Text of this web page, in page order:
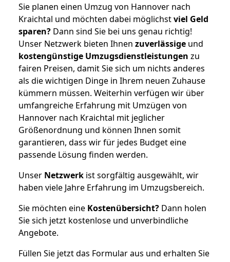
Sie planen einen Umzug von Hannover nach
Kraichtal und möchten dabei möglichstviel Geld
sparen? Dann sind Sie bei uns genau richtig!
Unser Netzwerk bieten Ihnen zuverlässige und
kostengünstige Umzugsdienstleistungen zu
fairen Preisen, damit Sie sich um nichts anderes
als die wichtigen Dinge in Ihrem neuen Zuhause
kümmern müssen. Weiterhin verfügen wir über
umfangreiche Erfahrung mit Umzügen von
Hannover nach Kraichtal mit jeglicher
Größenordnung und können Ihnen somit
garantieren, dass wir für jedes Budget eine
passende Lösung finden werden.
Unser Netzwerk ist sorgfältig ausgewählt, wir
haben viele Jahre Erfahrung im Umzugsbereich.
Sie möchten eine Kostenübersicht? Dann holen
Sie sich jetzt kostenlose und unverbindliche
Angebote.
Füllen Sie jetzt das Formular aus und erhalten Sie